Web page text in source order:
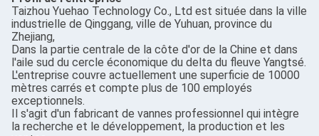
Taizhou Yuehao Technology Co., Ltd est située dans la ville
industrielle de Qinggang, ville de Yuhuan, province du
Zhejiang,
Dans la partie centrale de la côte d'or de la Chine et dans
l'aile sud du cercle économique du delta du fleuve Yangtsé.
L'entreprise couvre actuellement une superficie de 10000
mètres carrés et compte plus de 100 employés
exceptionnels.
Il s'agit d'un fabricant de vannes professionnel qui intègre
la recherche et le développement, la production et les